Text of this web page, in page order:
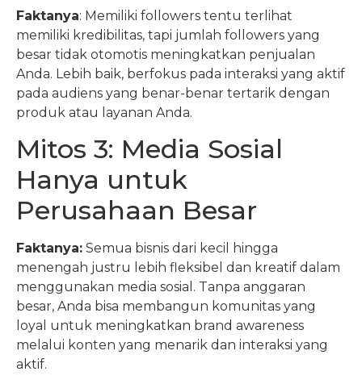
Faktanya: Memiliki followers tentu terlihat
memiliki kredibilitas, tapi jumlah followers yang
besar tidak otomotis meningkatkan penjualan
Anda. Lebih baik, berfokus pada interaksi yang aktif
pada audiens yang benar-benar tertarik dengan
produk atau layanan Anda.
Mitos 3: Media Sosial
Hanya untuk
Perusahaan Besar
Faktanya: Semua bisnis dari kecil hingga
menengah justru lebih fleksibel dan kreatif dalam
menggunakan media sosial. Tanpa anggaran
besar, Anda bisa membangun komunitas yang
loyal untuk meningkatkan brand awareness
melalui konten yang menarik dan interaksi yang
aktif.